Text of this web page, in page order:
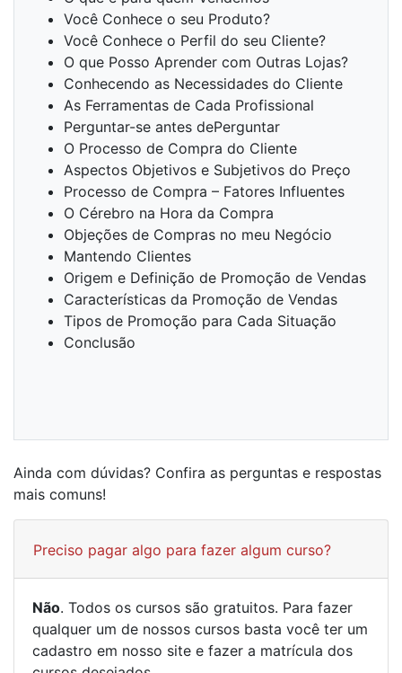
Você Conhece o seu Produto?
Você Conhece o Perfil do seu Cliente?
O que Posso Aprender com Outras Lojas?
Conhecendo as Necessidades do Cliente
As Ferramentas de Cada Profissional
Perguntar-se antes dePerguntar
O Processo de Compra do Cliente
Aspectos Objetivos e Subjetivos do Preço
Processo de Compra – Fatores Influentes
O Cérebro na Hora da Compra
Objeções de Compras no meu Negócio
Mantendo Clientes
Origem e Definição de Promoção de Vendas
Características da Promoção de Vendas
Tipos de Promoção para Cada Situação
Conclusão
Ainda com dúvidas? Confira as perguntas e respostas
mais comuns!
Preciso pagar algo para fazer algum curso?
Não. Todos os cursos são gratuitos. Para fazer
qualquer um de nossos cursos basta você ter um
cadastro em nosso site e fazer a matrícula dos